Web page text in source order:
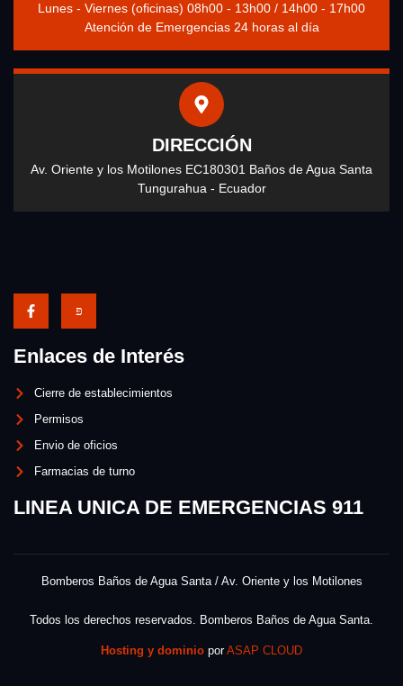
Lunes - Viernes (oficinas) 08h00 - 13h00 / 14h00 - 17h00
Atención de Emergencias 24 horas al día
DIRECCIÓN
Av. Oriente y los Motilones EC180301 Baños de Agua Santa
Tungurahua - Ecuador
Enlaces de Interés
Cierre de establecimientos
Permisos
Envio de oficios
Farmacias de turno
LINEA UNICA DE EMERGENCIAS 911
Bomberos Baños de Agua Santa / Av. Oriente y los Motilones
Todos los derechos reservados. Bomberos Baños de Agua Santa.
Hosting y dominio porASAP CLOUD